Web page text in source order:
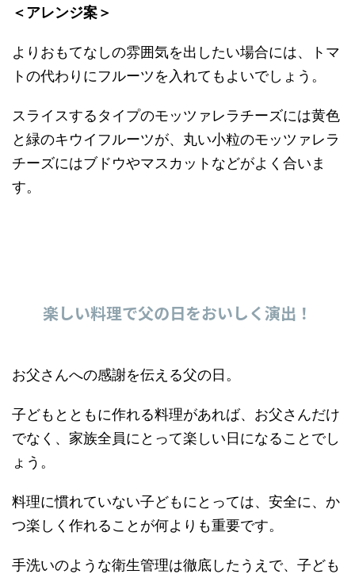
＜アレンジ案＞
よりおもてなしの雰囲気を出したい場合には、トマ
トの代わりにフルーツを入れてもよいでしょう。
スライスするタイプのモッツァレラチーズには黄色
と緑のキウイフルーツが、丸い小粒のモッツァレラ
チーズにはブドウやマスカットなどがよく合いま
す。
楽しい料理で父の日をおいしく演出！
お父さんへの感謝を伝える父の日。
子どもとともに作れる料理があれば、お父さんだけ
でなく、家族全員にとって楽しい日になることでし
ょう。
料理に慣れていない子どもにとっては、安全に、か
つ楽しく作れることが何よりも重要です。
手洗いのような衛生管理は徹底したうえで、子ども